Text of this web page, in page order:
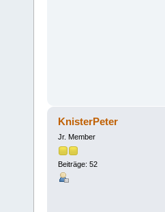
KnisterPeter
Jr. Member
Beiträge: 52